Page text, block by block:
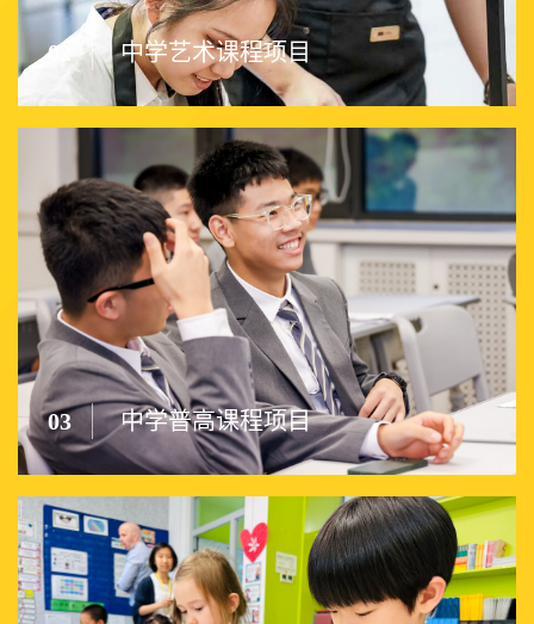
02 中学艺术课程项目
03 中学普高课程项目